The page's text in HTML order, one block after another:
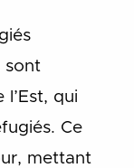
sont
qui
Ce
mettant